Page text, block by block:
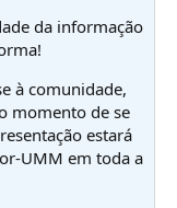
da informação
à comunidade,
momento de se
estará
UMM em toda a